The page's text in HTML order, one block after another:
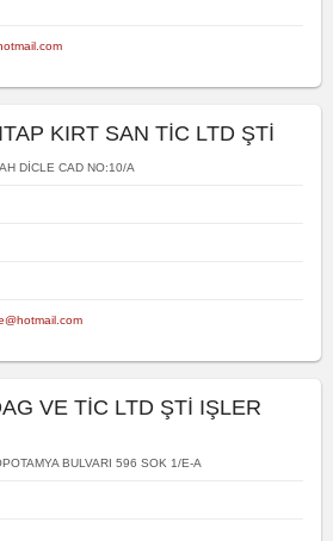
KIRT SAN TİC LTD ŞTİ
DİCLE CAD NO:10/A
VE TİC LTD ŞTİ IŞLER
BULVARI 596 SOK 1/E-A